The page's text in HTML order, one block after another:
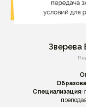
Зверева
Специализация: